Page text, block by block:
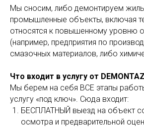
Мы сносим, либо демонтируем
промышленные объекты, включая
относятся к повышенному уровню
(например, предприятия по
смазочных материалов, либо
Что входит в услугу от
Мы берем на себя ВСЕ этапы
услугу «под ключ». Сюда входит:
БЕСПЛАТНЫЙ выезд на объект
осмотра и предварительной